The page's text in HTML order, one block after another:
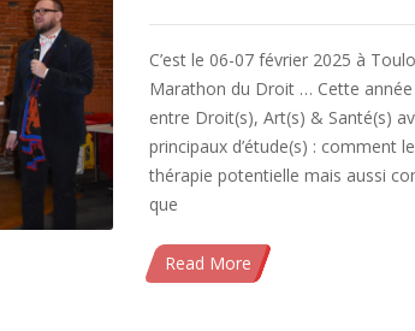
C’est le 06-07 février 2025 à
Marathon du Droit … Cette
entre Droit(s), Art(s) & Santé(s)
principaux d’étude(s) : comment
thérapie potentielle mais aussi
que
Read More